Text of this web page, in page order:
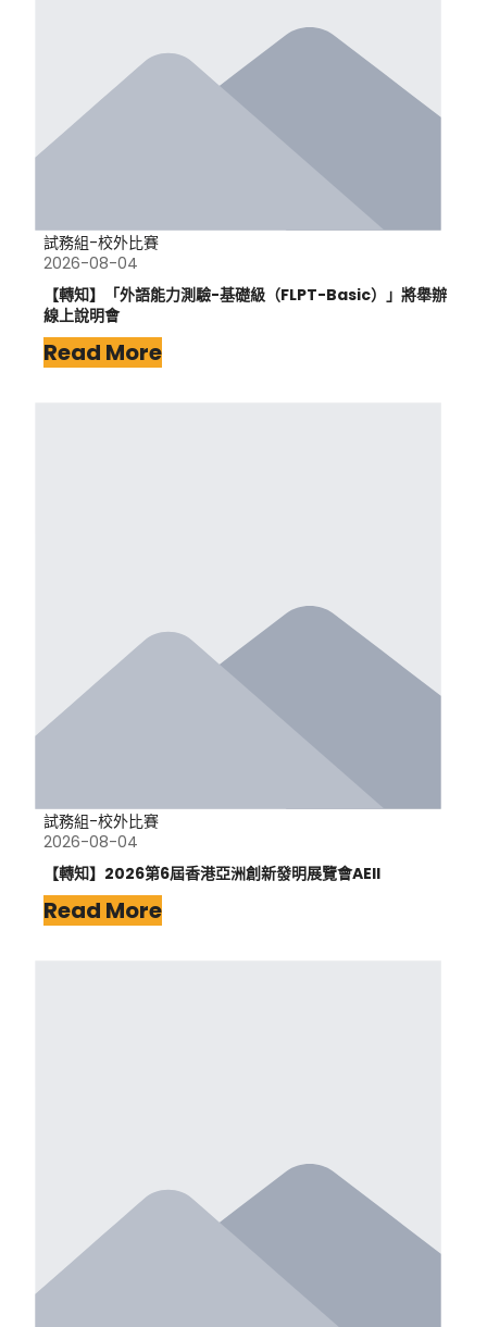
試務組-校外比賽
2026-08-04
【轉知】「外語能力測驗-基礎級（FLPT-Basic）」將舉辦
線上說明會
Read More
試務組-校外比賽
2026-08-04
【轉知】2026第6屆香港亞洲創新發明展覽會AEII
Read More